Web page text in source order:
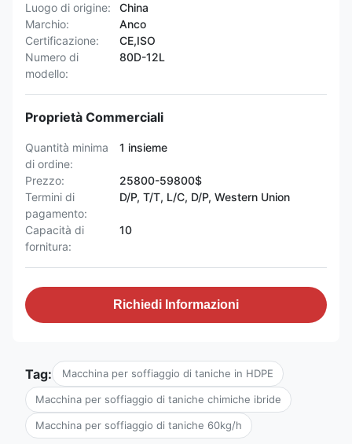
Luogo di origine:
China
Marchio:
Anco
Certificazione:
CE,ISO
Numero di
modello:
80D-12L
Proprietà Commerciali
Quantità minima
di ordine:
1 insieme
Prezzo:
25800-59800$
Termini di
pagamento:
D/P, T/T, L/C, D/P, Western Union
Capacità di
fornitura:
10
Richiedi Informazioni
Tag: Macchina per soffiaggio di taniche in HDPE
Macchina per soffiaggio di taniche chimiche ibride
Macchina per soffiaggio di taniche 60kg/h